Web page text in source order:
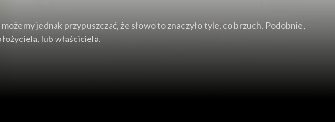
jednak przypuszczać, że słowo to znaczyło tyle, co brzuch. Podobnie,
lub właściciela.